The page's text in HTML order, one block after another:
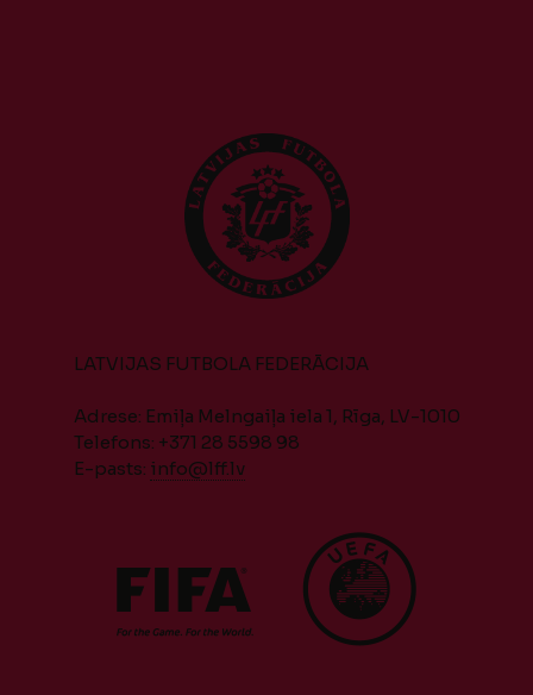
LATVIJAS FUTBOLA FEDERĀCIJA
Adrese: Emiļa Melngaiļa iela 1, Rīga, LV-1010
Telefons: +371 28 5598 98
E-pasts: info@lff.lv